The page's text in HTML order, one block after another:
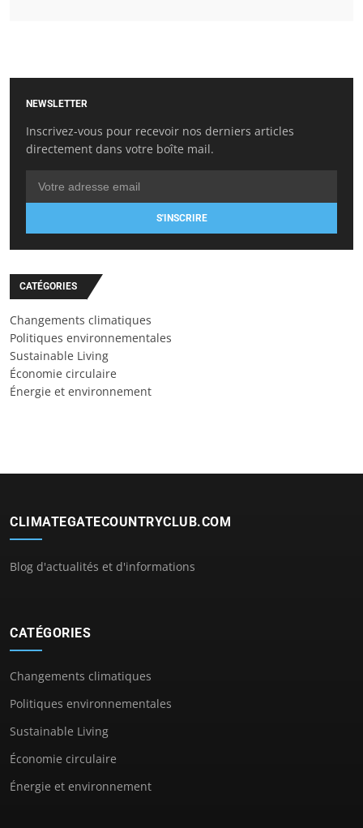
NEWSLETTER
Inscrivez-vous pour recevoir nos derniers articles
directement dans votre boîte mail.
S'INSCRIRE
CATÉGORIES
Changements climatiques
Politiques environnementales
Sustainable Living
Économie circulaire
Énergie et environnement
CLIMATEGATECOUNTRYCLUB.COM
Blog d'actualités et d'informations
CATÉGORIES
Changements climatiques
Politiques environnementales
Sustainable Living
Économie circulaire
Énergie et environnement